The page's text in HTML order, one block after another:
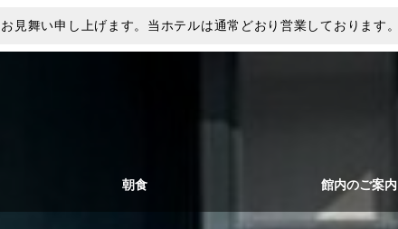
見舞い申し上げます。当ホテルは通常どおり営業しております。
朝食 館内のご案内